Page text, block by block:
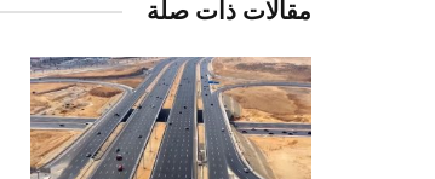
مقالات ذات صلة